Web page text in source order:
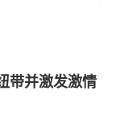
带并激发激情